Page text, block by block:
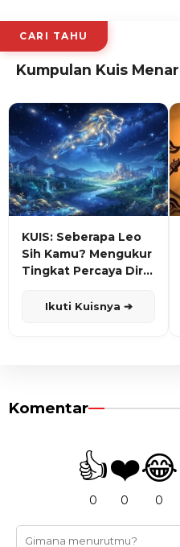
CARI TAHU
Kumpulan Kuis
KUIS: Seberapa Leo
Sih Kamu? Mengukur
Tingkat Percaya Diri
Ikuti Kuisnya ➔
Komentar
👍
0
❤️
0
😂
0